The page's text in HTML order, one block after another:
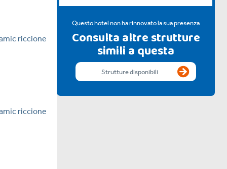
Questo hotel non ha rinnovato la sua presenza
Consulta altre strutture
simili a questa
Strutture disponibili